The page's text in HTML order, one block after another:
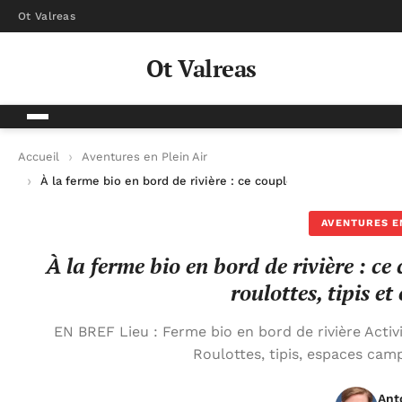
Ot Valreas
Ot Valreas
Accueil
Aventures en Plein Air
À la ferme bio en bord de rivière : ce couple accueille les
AVENTURES
À la ferme bio en bord de rivière :
roulottes, tipis et
EN BREF Lieu : Ferme bio en bord de rivière
Roulottes, tipis, espaces